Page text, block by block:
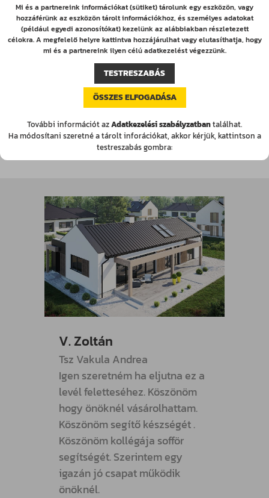
Vastagság
0.35 mm
Szín
Fekete Tölgy / Barna
Minőség
II osztály
Ár Bruttó
db KOSÁRBA
Raktáron: 449 db 1.82 m2 5.92 kg
V. Zoltán
Tsz Vakula Andrea
Igen szeretném ha eljutna ez a
levél feletteséhez. Köszönöm
hogy önöknél vásárolhattam.
Köszönöm segítő készségét .
Köszönöm kollégája sofför
segítségét. Szerintem egy
igazán jó csapat működik
önöknél.
Mi és a partnereink információkat (sütiket) tárolunk egy eszközön, vagy
hozzáférünk az eszközön tárolt információkhoz, és személyes adatokat
(például egyedi azonosítókat) kezelünk az alábbiakban részletezett
célokra. A megfelelő helyre kattintva hozzájárulhat vagy elutasíthatja, hogy
mi és a partnereink ilyen célú adatkezelést végezzünk.
TESTRESZABÁS
ÖSSZES ELFOGADÁSA
További információt azAdatkezelési szabályzatbantalálhat.
Ha módosítani szeretné a tárolt inforációkat, akkor kérjük, kattintson a
testreszabás gombra: